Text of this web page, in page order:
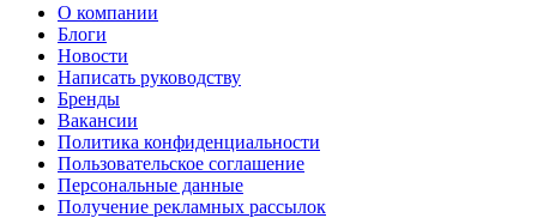
О компании
Блоги
Новости
Написать руководству
Бренды
Вакансии
Политика конфиденциальности
Пользовательское соглашение
Персональные данные
Получение рекламных рассылок